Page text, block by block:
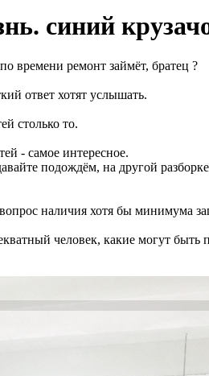
синий
времени ремонт займёт, братец ?
ответ хотят услышать.
столько то.
- самое интересное.
подождём, на другой
наличия хотя бы минимума
человек, какие могут быть